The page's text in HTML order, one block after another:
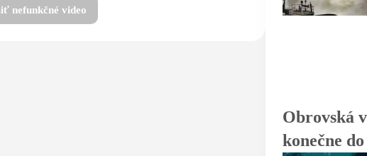
nefunkčné video
Obrovská
konečne